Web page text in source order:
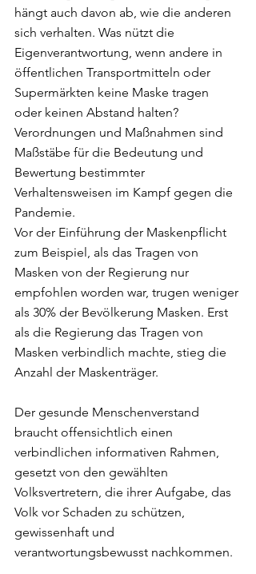
hängt auch davon ab, wie die anderen
sich verhalten. Was nützt die
Eigenverantwortung, wenn andere in
öffentlichen Transportmitteln oder
Supermärkten keine Maske tragen
oder keinen Abstand halten?
Verordnungen und Maßnahmen sind
Maßstäbe für die Bedeutung und
Bewertung bestimmter
Verhaltensweisen im Kampf gegen die
Pandemie.
Vor der Einführung der Maskenpflicht
zum Beispiel, als das Tragen von
Masken von der Regierung nur
empfohlen worden war, trugen weniger
als 30% der Bevölkerung Masken. Erst
als die Regierung das Tragen von
Masken verbindlich machte, stieg die
Anzahl der Maskenträger.
Der gesunde Menschenverstand
braucht offensichtlich einen
verbindlichen informativen Rahmen,
gesetzt von den gewählten
Volksvertretern, die ihrer Aufgabe, das
Volk vor Schaden zu schützen,
gewissenhaft und
verantwortungsbewusst nachkommen.